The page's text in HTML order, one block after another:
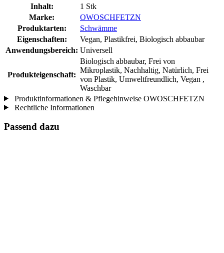
Inhalt:
1 Stk
Marke:
OWOSCHFETZN
Produktarten:
Schwämme
Eigenschaften:
Vegan, Plastikfrei, Biologisch abbaubar
Anwendungsbereich: Universell
Produkteigenschaft:
Biologisch abbaubar, Frei von
Mikroplastik, Nachhaltig, Natürlich, Frei
von Plastik, Umweltfreundlich, Vegan ,
Waschbar
Produktinformationen & Pflegehinweise OWOSCHFETZN
Rechtliche Informationen
Passend dazu